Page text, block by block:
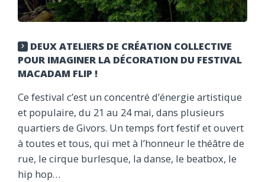
DEUX ATELIERS DE CRÉATION COLLECTIVE
POUR IMAGINER LA DÉCORATION DU FESTIVAL
MACADAM FLIP !
Ce festival c’est un concentré d’énergie artistique
et populaire, du 21 au 24 mai, dans plusieurs
quartiers de Givors. Un temps fort festif et ouvert
à toutes et tous, qui met à l’honneur le théâtre de
rue, le cirque burlesque, la danse, le beatbox, le
hip hop…